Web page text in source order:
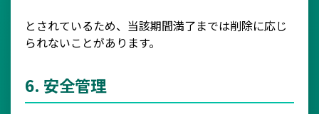
とされているため、当該期間満了までは削除に応じ
られないことがあります。
6. 安全管理